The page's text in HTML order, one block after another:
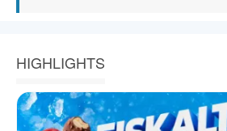
HIGHLIGHTS